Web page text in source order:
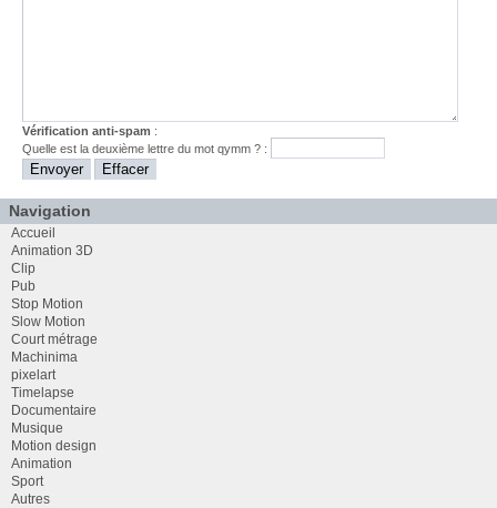
Vérification anti-spam :
Quelle est ladeuxième lettre du motqymm ? :
Navigation
Accueil
Animation 3D
Clip
Pub
Stop Motion
Slow Motion
Court métrage
Machinima
pixelart
Timelapse
Documentaire
Musique
Motion design
Animation
Sport
Autres